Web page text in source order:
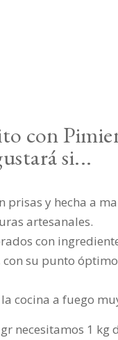
con
si...
prisas y hecha a
artesanales.
con
su punto
cocina a fuego
necesitamos 1 kg